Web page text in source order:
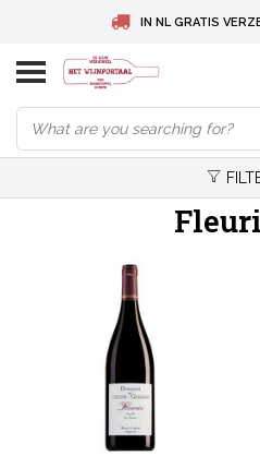
IN NL GRATIS
BELGIE GRATIS
DEUTSCHLAND
Fleuri